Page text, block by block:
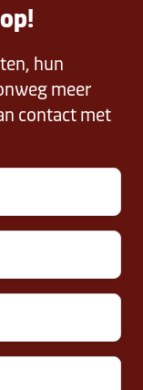
hun
meer
contact met